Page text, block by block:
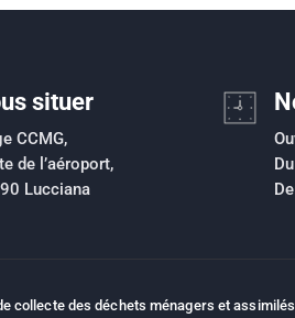
situer
CCMG,
de l’aéroport,
Lucciana
collecte des déchets ménagers et assimilés